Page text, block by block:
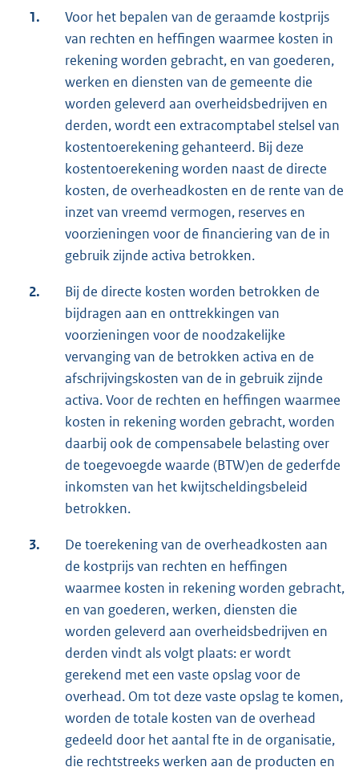
1.
Voor het bepalen van de geraamde kostprijs
van rechten en heffingen waarmee kosten in
rekening worden gebracht, en van goederen,
werken en diensten van de gemeente die
worden geleverd aan overheidsbedrijven en
derden, wordt een extracomptabel stelsel van
kostentoerekening gehanteerd. Bij deze
kostentoerekening worden naast de directe
kosten, de overheadkosten en de rente van de
inzet van vreemd vermogen, reserves en
voorzieningen voor de financiering van de in
gebruik zijnde activa betrokken.
2.
Bij de directe kosten worden betrokken de
bijdragen aan en onttrekkingen van
voorzieningen voor de noodzakelijke
vervanging van de betrokken activa en de
afschrijvingskosten van de in gebruik zijnde
activa. Voor de rechten en heffingen waarmee
kosten in rekening worden gebracht, worden
daarbij ook de compensabele belasting over
de toegevoegde waarde (BTW)en de gederfde
inkomsten van het kwijtscheldingsbeleid
betrokken.
3.
De toerekening van de overheadkosten aan
de kostprijs van rechten en heffingen
waarmee kosten in rekening worden gebracht,
en van goederen, werken, diensten die
worden geleverd aan overheidsbedrijven en
derden vindt als volgt plaats: er wordt
gerekend met een vaste opslag voor de
overhead. Om tot deze vaste opslag te komen,
worden de totale kosten van de overhead
gedeeld door het aantal fte in de organisatie,
die rechtstreeks werken aan de producten en